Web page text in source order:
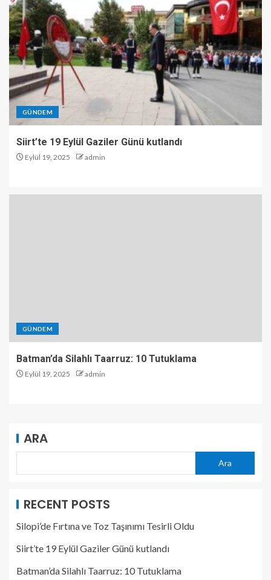
GÜNDEM
Siirt’te 19 Eylül Gaziler Günü kutlandı
Eylül 19, 2025 admin
GÜNDEM
Batman’da Silahlı Taarruz: 10 Tutuklama
Eylül 19, 2025 admin
ARA
Ara
RECENT POSTS
Silopi’de Fırtına ve Toz Taşınımı Tesirli Oldu
Siirt’te 19 Eylül Gaziler Günü kutlandı
Batman’da Silahlı Taarruz: 10 Tutuklama